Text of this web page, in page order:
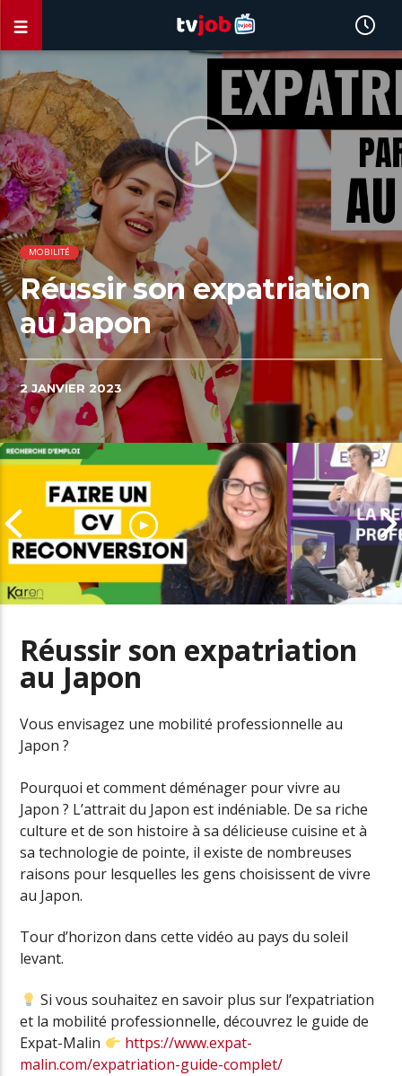
MOBILITÉ
Réussir son expatriation
au Japon
2 JANVIER 2023
Comment adapter son CV pour
Réussir son expatriation
au Japon
Vous envisagez une mobilité professionnelle au
Japon ?
Pourquoi et comment déménager pour vivre au
Japon ? L’attrait du Japon est indéniable. De sa riche
culture et de son histoire à sa délicieuse cuisine et à
sa technologie de pointe, il existe de nombreuses
raisons pour lesquelles les gens choisissent de vivre
au Japon.
Tour d’horizon dans cette vidéo au pays du soleil
levant.
Si vous souhaitez en savoir plus sur l’expatriation
et la mobilité professionnelle, découvrez le guide de
Expat-Malin
https://www.expat-
malin.com/expatriation-guide-complet/